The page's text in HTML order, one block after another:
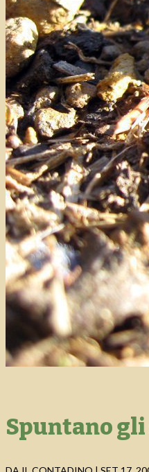
Spuntano